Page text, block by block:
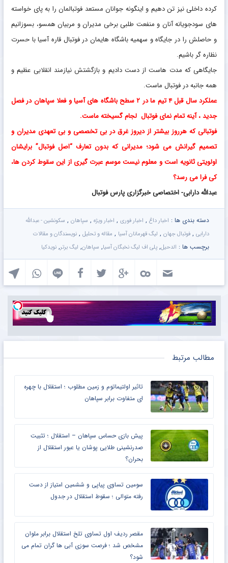
کرده داخلی نیز تن دهیم و اینگونه جوانان مستعد فوتبالمان را به پای خواسته
های سودجویانه آنان و منفعت طلبی برخی مدیران و مربیان همسو، بسوزانیم
و حاصلش را در جایگاه و سهمیه باشگاه هایمان در فوتبال قاره آسیا با حسرت
نظاره گر باشیم.
جایگاهی که مدت هاست از دست دادیم و بازگشتش نیازمند انقلابی عظیم و
همه جانبه در فوتبال ماست.
عملکرد سال قبل ۴ تیم ما در ۲ سطح باشگاه های آسیا و فعلا سپاهان در فصل
جدید ، آینه تمام نمای فوتبال لجام گسیخته ماست.
فوتبالی که هرروز بیشتر از دیروز غرق در بی تخصصی و بی تعهدی مدیران و
تصمیم گیرانش می شود؛ مدیرانی که بدون تعارف “اصل فوتبال” برایشان
اولویتی ثانویه است و معلوم نیست موسم عبرت گیری از این سقوط کردن ها،
کی فرا می رسد؟
عبدالله دارابی- اختصاصی خبرگزاری پارس فوتبال
دسته بندی ها : اخبار داغ , اخبار فوری , اخبار ویژه , سپاهان , سکونشین - عبدالله
دارابی , فوتبال جهان , لیگ قهرمانان آسیا , مقاله و تحلیل , نویسندگان و مقالات
برچسب ها : الدحیل, پلی اف لیگ نخبگان آسیا, سپاهان, لیگ برتر, نویدکیا
مطالب مرتبط
تاثیر اولتیماتوم و زمین مطلوب ؛ استقلال با چهره
ای متفاوت برابر سپاهان
پیش بازی حساس سپاهان – استقلال ؛ تثبیت
صدرنشینی طلایی پوشان یا عبور استقلال از
بحران؟
سومین تساوی پیاپی و ششمین امتیاز از دست
رفته متوالی ؛ سقوط استقلال در جدول
مقصر ردیف اول تساوی تلخ استقلال برابر ملوان
مشخص شد ؛ فرصت سوزی آبی ها گران تمام می
شود؟